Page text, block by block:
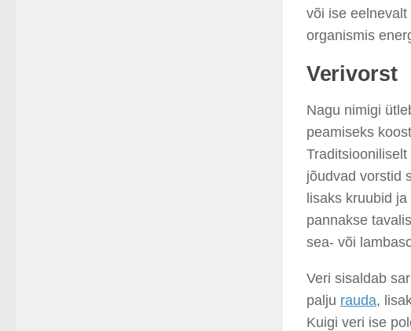
või ise
organismis
Verivorst
Nagu nimigi
peamiseks
jõudvad vorstid
lisaks kruubid
pannakse
sea- või
Veri sisaldab
palju rauda,
Kuigi veri ise